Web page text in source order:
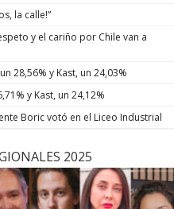
la calle!”
y el cariño por Chile van a
28,56% y Kast, un 24,03%
y Kast, un 24,12%
Boric votó en el Liceo Industrial
2025